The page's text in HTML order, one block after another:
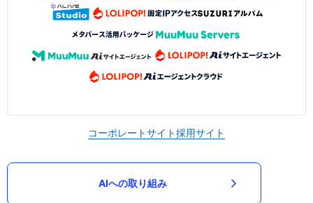
コーポレートサイト採用サイト
AIへの取り組み